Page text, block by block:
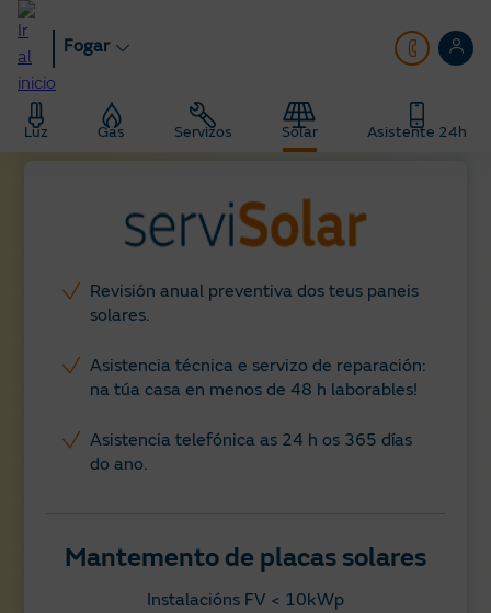
ao
contido
principal
Fogar
Luz Gas Servizos Solar Asistente 24h
Fogar Solar Servisolar
Revisión anual preventiva dos teus paneis
solares.
Asistencia técnica e servizo de reparación:
na túa casa en menos de 48 h laborables!
Asistencia telefónica as 24 h os 365 días
do ano.
Mantemento de placas solares
Instalacións FV < 10kWp